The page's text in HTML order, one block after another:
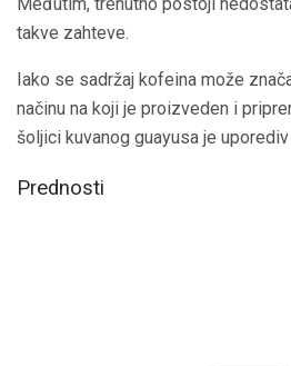
takve zahteve.
Iako se sadržaj kofeina može
načinu na koji je proizveden i
šoljici kuvanog guayusa je
Prednosti